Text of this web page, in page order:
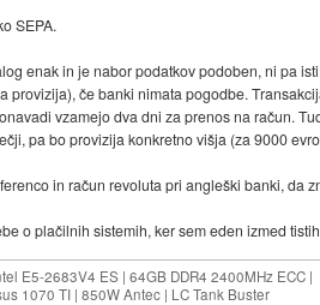
SEPA.
enak in je nabor podatkov podoben, ni pa
provizija), če banki nimata pogodbe.
vzamejo dva dni za prenos na račun.
pa bo provizija konkretno višja (za 9000
in račun revoluta pri angleški banki, da
o plačilnih sistemih, ker sem eden izmed
E5-2683V4 ES | 64GB DDR4 2400MHz ECC |
1070 TI | 850W Antec | LC Tank Buster